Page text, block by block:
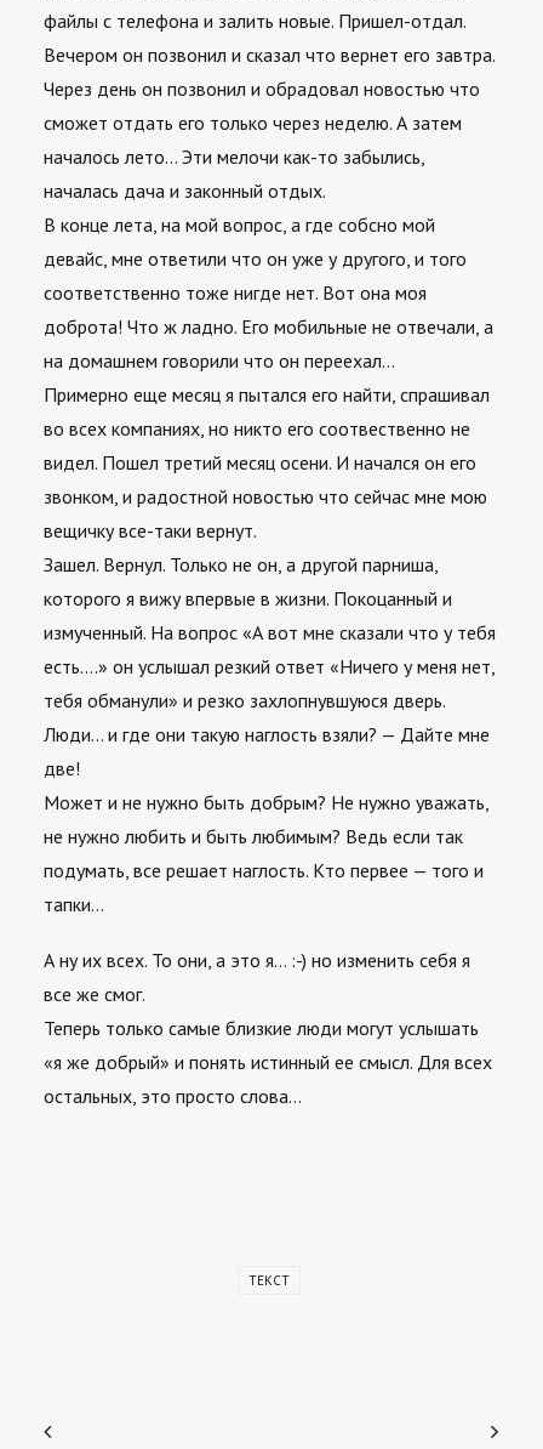
файлы с телефона и залить новые. Пришел-отдал.
Вечером он позвонил и сказал что вернет его завтра.
Через день он позвонил и обрадовал новостью что
сможет отдать его только через неделю. А затем
началось лето… Эти мелочи как-то забылись,
началась дача и законный отдых.
В конце лета, на мой вопрос, а где собсно мой
девайс, мне ответили что он уже у другого, и того
соответственно тоже нигде нет. Вот она моя
доброта! Что ж ладно. Его мобильные не отвечали, а
на домашнем говорили что он переехал…
Примерно еще месяц я пытался его найти, спрашивал
во всех компаниях, но никто его соотвественно не
видел. Пошел третий месяц осени. И начался он его
звонком, и радостной новостью что сейчас мне мою
вещичку все-таки вернут.
Зашел. Вернул. Только не он, а другой парниша,
которого я вижу впервые в жизни. Покоцанный и
измученный. На вопрос «А вот мне сказали что у тебя
есть….» он услышал резкий ответ «Ничего у меня нет,
тебя обманули» и резко захлопнувшуюся дверь.
Люди… и где они такую наглость взяли? — Дайте мне
две!
Может и не нужно быть добрым? Не нужно уважать,
не нужно любить и быть любимым? Ведь если так
подумать, все решает наглость. Кто первее — того и
тапки…
А ну их всех. То они, а это я… :-) но изменить себя я
все же смог.
Теперь только самые близкие люди могут услышать
«я же добрый» и понять истинный ее смысл. Для всех
остальных, это просто слова…
ТЕКСТ